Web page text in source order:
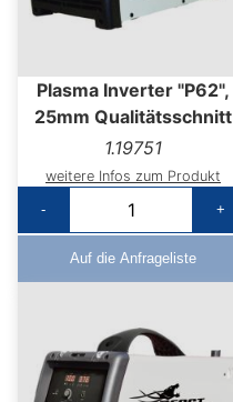
Plasma Inverter "P62",
25mm Qualitätsschnitt
1.19751
weitere Infos zum Produkt
-
+
Auf die Anfrageliste